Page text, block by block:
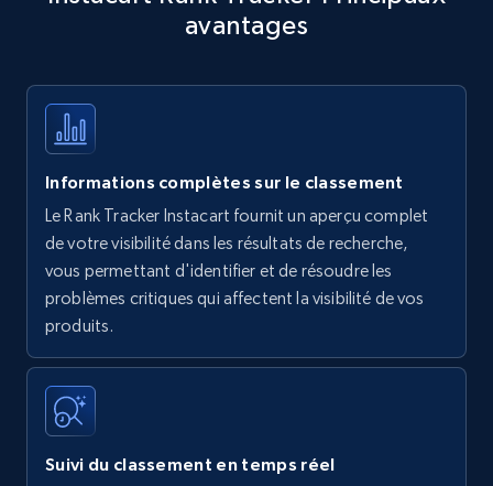
Title, Seller name, Brand, Description, Initial
35.2K+
Amazon products - find products by using
upc numbers
Title, Seller name, Brand, Description, Initial
price, Currency, Availability, Reviews count, and
more.
avantages
Informations complètes sur le classement
Le Rank Tracker Instacart fournit un aperçu complet
de votre visibilité dans les résultats de recherche,
vous permettant d'identifier et de résoudre les
problèmes critiques qui affectent la visibilité de vos
produits.
Suivi du classement en temps réel